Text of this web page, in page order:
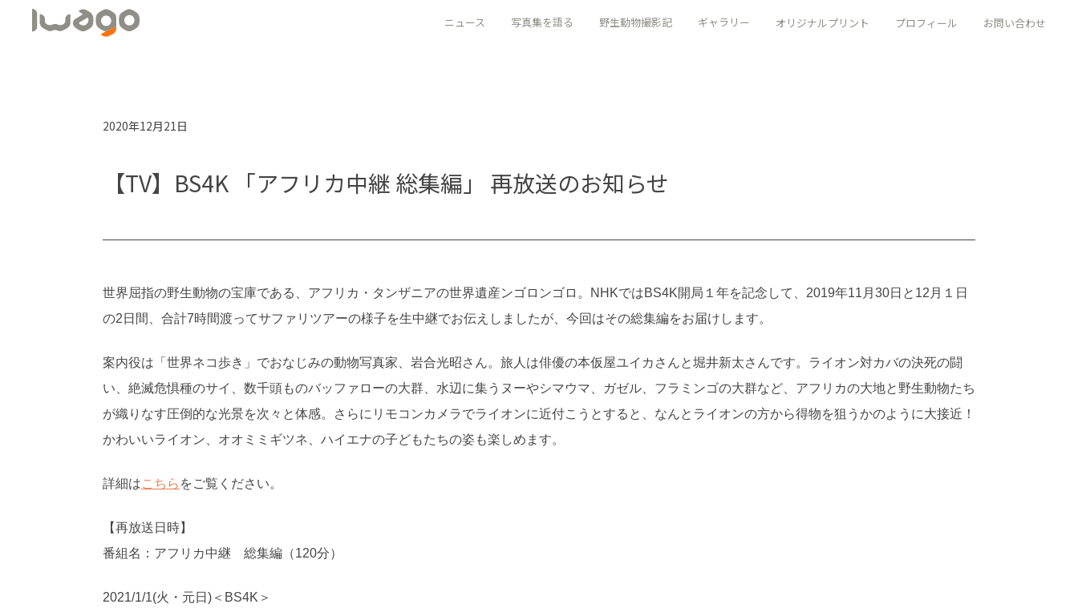
ニュース 写真集を語る 野生動物撮影記 ギャラリー オリジナルプリント プロフィール お問い合わせ
2020年12月21日
【TV】BS4K 「アフリカ中継 総集編」 再放送のお知らせ
世界屈指の野生動物の宝庫である、アフリカ・タンザニアの世界遺産ンゴロンゴロ。NHKではBS4K開局１年を記念して、2019年11月30日と12月１日
の2日間、合計7時間渡ってサファリツアーの様子を生中継でお伝えしましたが、今回はその総集編をお届けします。
案内役は「世界ネコ歩き」でおなじみの動物写真家、岩合光昭さん。旅人は俳優の本仮屋ユイカさんと堀井新太さんです。ライオン対カバの決死の闘
い、絶滅危惧種のサイ、数千頭ものバッファローの大群、水辺に集うヌーやシマウマ、ガゼル、フラミンゴの大群など、アフリカの大地と野生動物たち
が織りなす圧倒的な光景を次々と体感。さらにリモコンカメラでライオンに近付こうとすると、なんとライオンの方から得物を狙うかのように大接近！
かわいいライオン、オオミミギツネ、ハイエナの子どもたちの姿も楽しめます。
詳細はこちら をご覧ください。
【再放送日時】
番組名：アフリカ中継 総集編（120分）
2021/1/1(火・元日)＜BS4K＞